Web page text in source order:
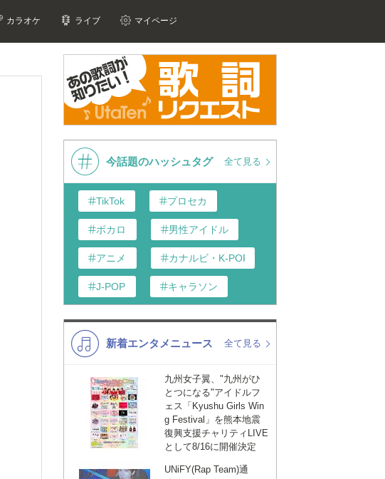
カラオケ ライブ マイページ
今話題のハッシュタグ 全て見る
TikTok プロセカ
ボカロ 男性アイドル
アニメ カナルビ・K-POP和訳
J-POP キャラソン
K-POP バンド
洋楽
VTuber ディズニー
新着エンタメニュース 全て見る
九州女子翼、"九州がひ
とつになる"アイドルフ
ェス「Kyushu Girls Win
g Festival」を熊本地震
復興支援チャリティLIVE
として8/16に開催決定
UNiFY(Rap Team)通